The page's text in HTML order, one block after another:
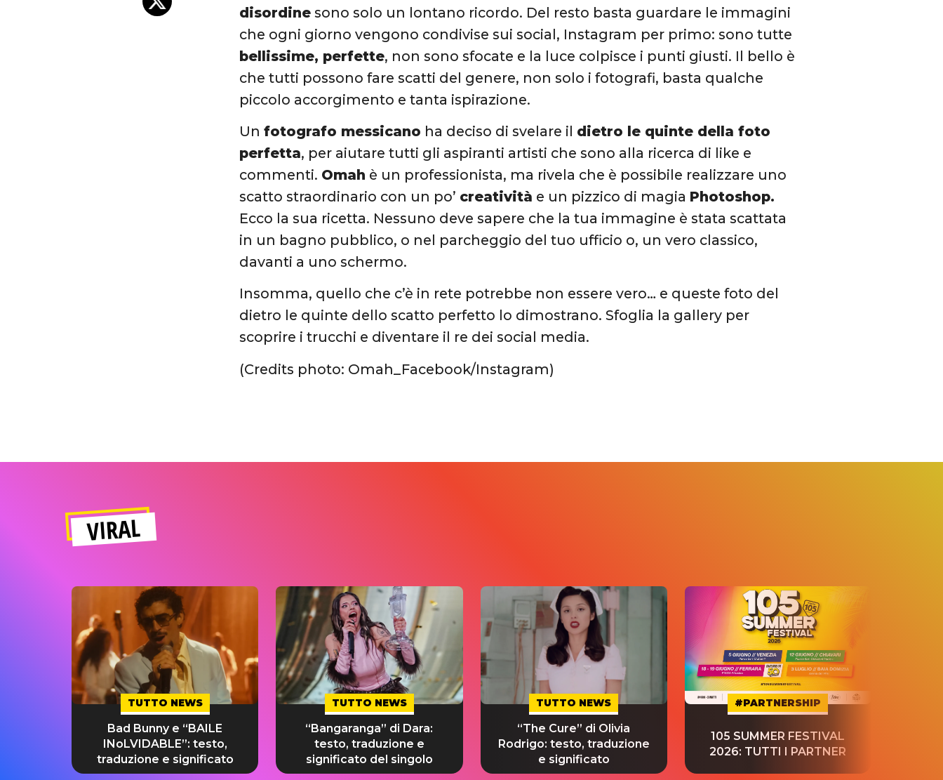
disordine sono solo un lontano ricordo. Del resto basta guardare le immagini
che ogni giorno vengono condivise sui social, Instagram per primo: sono tutte
bellissime, perfette, non sono sfocate e la luce colpisce i punti giusti. Il bello è
che tutti possono fare scatti del genere, non solo i fotografi, basta qualche
piccolo accorgimento e tanta ispirazione.
Unfotografo messicano ha deciso di svelare il dietro le quinte della foto
perfetta, per aiutare tutti gli aspiranti artisti che sono alla ricerca di like e
commenti. Omah è un professionista, ma rivela che è possibile realizzare uno
scatto straordinario con un po’ creatività e un pizzico di magia Photoshop.
Ecco la sua ricetta. Nessuno deve sapere che la tua immagine è stata scattata
in un bagno pubblico, o nel parcheggio del tuo ufficio o, un vero classico,
davanti a uno schermo.
Insomma, quello che c’è in rete potrebbe non essere vero… e queste foto del
dietro le quinte dello scatto perfetto lo dimostrano. Sfoglia la gallery per
scoprire i trucchi e diventare il re dei social media.
(Credits photo: Omah_Facebook/Instagram)
VIRAL
TUTTO NEWS
Bad Bunny e “BAILE
INoLVIDABLE”: testo,
traduzione e significato
TUTTO NEWS
“Bangaranga” di Dara:
testo, traduzione e
significato del singolo
TUTTO NEWS
“The Cure” di Olivia
Rodrigo: testo, traduzione
e significato
#PARTNERSHIP
105 SUMMER FESTIVAL
2026: TUTTI I PARTNER